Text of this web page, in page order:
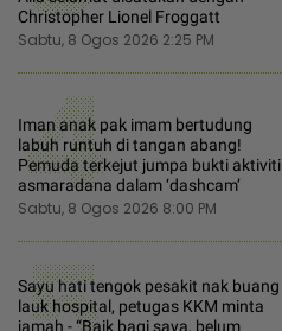
Christopher Lionel Froggatt
Sabtu, 8 Ogos 2026 2:25 PM
4
Iman anak pak imam bertudung
labuh runtuh di tangan abang!
Pemuda terkejut jumpa bukti aktiviti
asmaradana dalam ‘dashcam’
Sabtu, 8 Ogos 2026 8:00 PM
Sayu hati tengok pesakit nak buang
lauk hospital, petugas KKM minta
jamah - “Baik bagi saya, belum